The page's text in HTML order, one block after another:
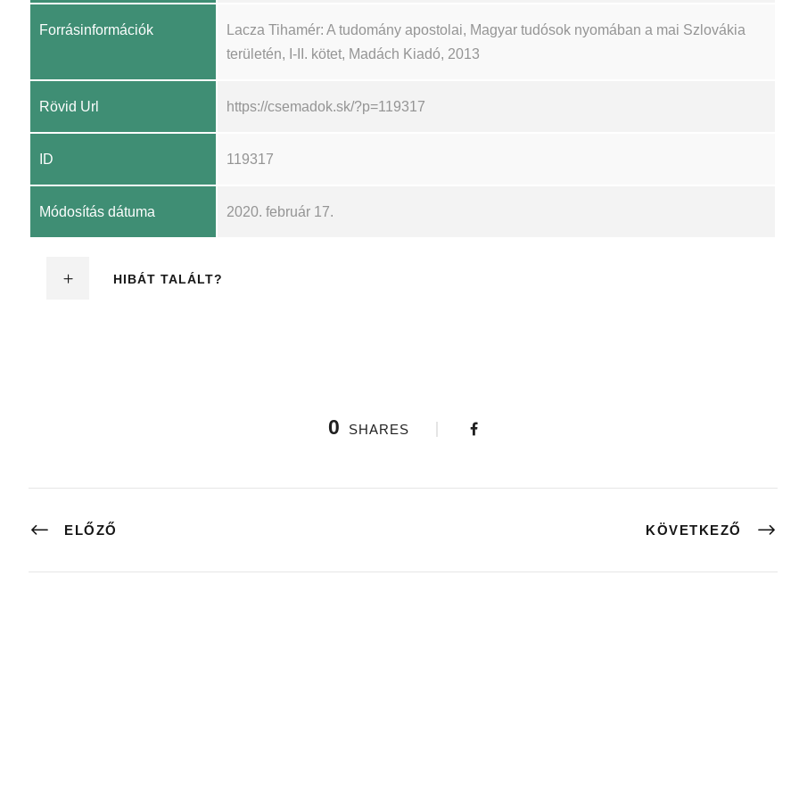
Forrásinformációk
Lacza Tihamér: A tudomány apostolai, Magyar tudósok nyomában a mai Szlovákia
területén, I-II. kötet, Madách Kiadó, 2013
Rövid Url https://csemadok.sk/?p=119317
ID 119317
Módosítás dátuma 2020. február 17.
HIBÁT TALÁLT?
0 SHARES
ELŐZŐ KÖVETKEZŐ